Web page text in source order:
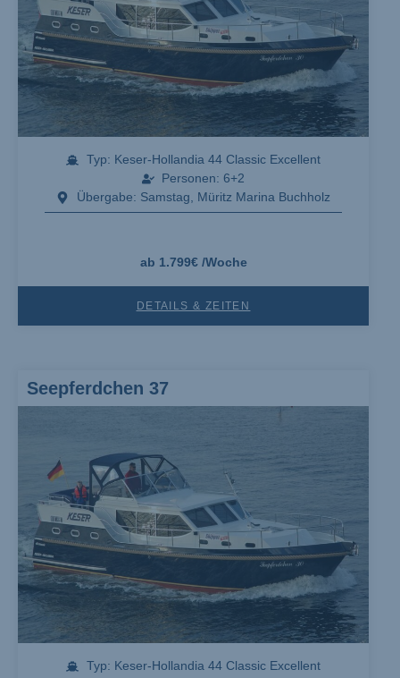
Typ: Keser-Hollandia 44 Classic Excellent
Personen: 6+2
Übergabe: Samstag, Müritz Marina Buchholz
ab 1.799€ /Woche
DETAILS & ZEITEN
Seepferdchen 37
Typ: Keser-Hollandia 44 Classic Excellent